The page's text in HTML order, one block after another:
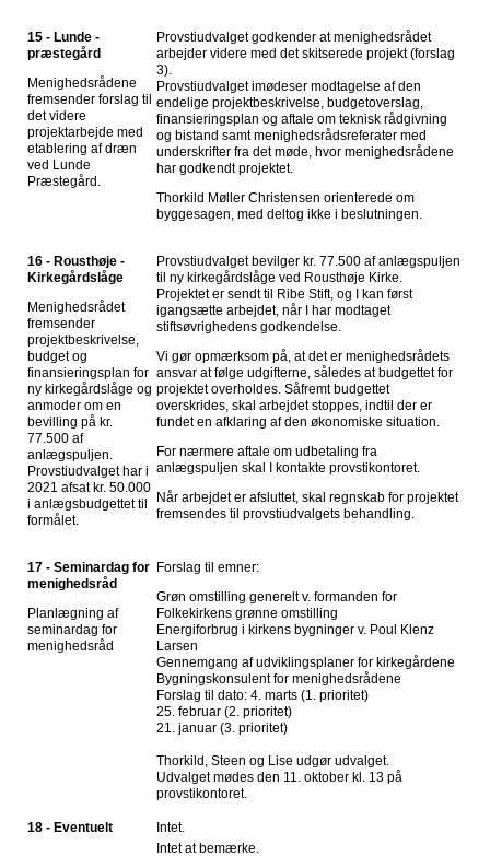
15 - Lunde -
præstegård
Menighedsrådene
fremsender forslag til
det videre
projektarbejde med
etablering af dræn
ved Lunde
Præstegård.
Provstiudvalget godkender at menighedsrådet
arbejder videre med det skitserede projekt (forslag
3).
Provstiudvalget imødeser modtagelse af den
endelige projektbeskrivelse, budgetoverslag,
finansieringsplan og aftale om teknisk rådgivning
og bistand samt menighedsrådsreferater med
underskrifter fra det møde, hvor menighedsrådene
har godkendt projektet.
Thorkild Møller Christensen orienterede om
byggesagen, med deltog ikke i beslutningen.
16 - Rousthøje -
Kirkegårdslåge
Menighedsrådet
fremsender
projektbeskrivelse,
budget og
finansieringsplan for
ny kirkegårdslåge og
anmoder om en
bevilling på kr.
77.500 af
anlægspuljen.
Provstiudvalget har i
2021 afsat kr. 50.000
i anlægsbudgettet til
formålet.
Provstiudvalget bevilger kr. 77.500 af anlægspuljen
til ny kirkegårdslåge ved Rousthøje Kirke.
Projektet er sendt til Ribe Stift, og I kan først
igangsætte arbejdet, når I har modtaget
stiftsøvrighedens godkendelse.
Vi gør opmærksom på, at det er menighedsrådets
ansvar at følge udgifterne, således at budgettet for
projektet overholdes. Såfremt budgettet
overskrides, skal arbejdet stoppes, indtil der er
fundet en afklaring af den økonomiske situation.
For nærmere aftale om udbetaling fra
anlægspuljen skal I kontakte provstikontoret.
Når arbejdet er afsluttet, skal regnskab for projektet
fremsendes til provstiudvalgets behandling.
17 - Seminardag for
menighedsråd
Planlægning af
seminardag for
menighedsråd
Forslag til emner:
Grøn omstilling generelt v. formanden for
Folkekirkens grønne omstilling
Energiforbrug i kirkens bygninger v. Poul Klenz
Larsen
Gennemgang af udviklingsplaner for kirkegårdene
Bygningskonsulent for menighedsrådene
Forslag til dato: 4. marts (1. prioritet)
25. februar (2. prioritet)
21. januar (3. prioritet)
Thorkild, Steen og Lise udgør udvalget.
Udvalget mødes den 11. oktober kl. 13 på
provstikontoret.
18 - Eventuelt Intet.
Intet at bemærke.